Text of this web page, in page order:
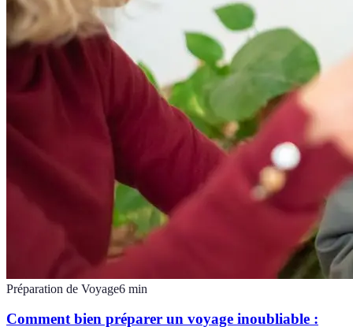
Préparation de Voyage6 min
Comment bien préparer un voyage inoubliable :